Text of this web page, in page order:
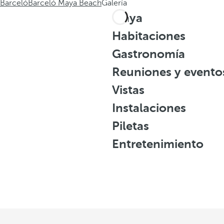
BarcelóBarceló Maya BeachGalería
Playa
Habitaciones
Gastronomía
Reuniones y
Vistas
Instalaciones
Piletas
Entretenimiento